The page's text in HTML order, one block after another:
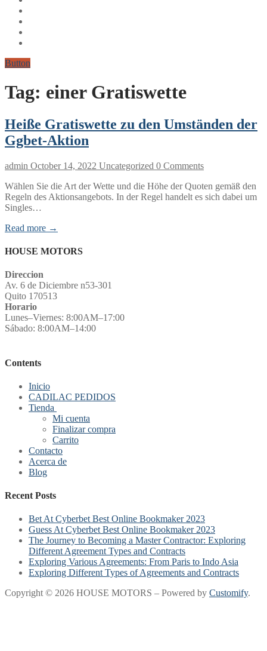
Button
Tag: einer Gratiswette
Heiße Gratiswette zu den Umständen der
Ggbet-Aktion
admin October 14, 2022 Uncategorized 0 Comments
Wählen Sie die Art der Wette und die Höhe der Quoten gemäß den
Regeln des Aktionsangebots. In der Regel handelt es sich dabei um
Singles…
Read more →
HOUSE MOTORS
Direccion
Av. 6 de Diciembre n53-301
Quito 170513
Horario
Lunes–Viernes: 8:00AM–17:00
Sábado: 8:00AM–14:00
Contents
Inicio
CADILAC PEDIDOS
Tienda
Mi cuenta
Finalizar compra
Carrito
Contacto
Acerca de
Blog
Recent Posts
Bet At Cyberbet Best Online Bookmaker 2023
Guess At Cyberbet Best Online Bookmaker 2023
The Journey to Becoming a Master Contractor: Exploring
Different Agreement Types and Contracts
Exploring Various Agreements: From Paris to Indo Asia
Exploring Different Types of Agreements and Contracts
Copyright © 2026 HOUSE MOTORS – Powered by Customify.